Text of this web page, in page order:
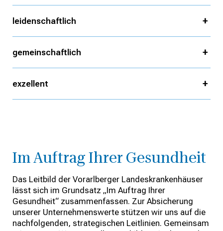
leidenschaftlich
gemeinschaftlich
exzellent
Im Auftrag Ihrer Gesundheit
Das Leitbild der Vorarlberger Landeskrankenhäuser
lässt sich im Grundsatz „Im Auftrag Ihrer
Gesundheit“ zusammenfassen. Zur Absicherung
unserer Unternehmenswerte stützen wir uns auf die
nachfolgenden, strategischen Leitlinien. Gemeinsam